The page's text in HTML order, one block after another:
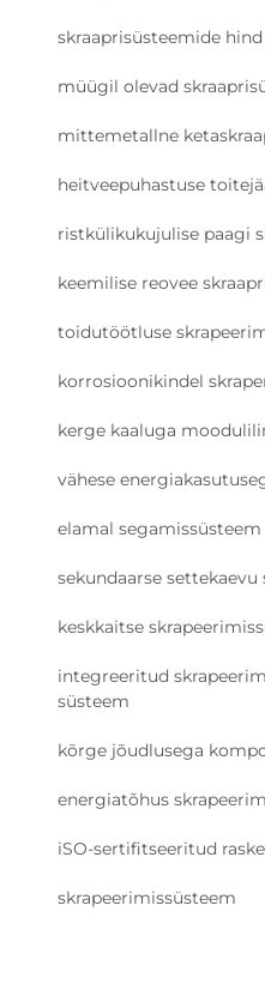
skraaprisüsteemide hind
müügil olevad
mittemetallne
heitveepuhastuse
ristkülikukujulise paagi
keemilise reovee
toidutöötluse
korrosioonikindel
kerge kaaluga
vähese
elamal segamissüsteem
sekundaarse
keskkaitse
integreeritud
süsteem
kõrge jõudlusega
energiatõhus
iSO-sertifitseeritud
skrapeerimissüsteem